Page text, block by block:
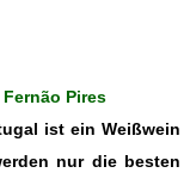
Pires
ist ein Weißwein
nur die besten